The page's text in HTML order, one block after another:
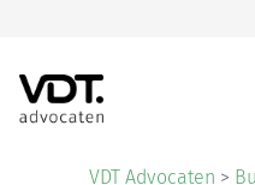
VDT Advocaten >